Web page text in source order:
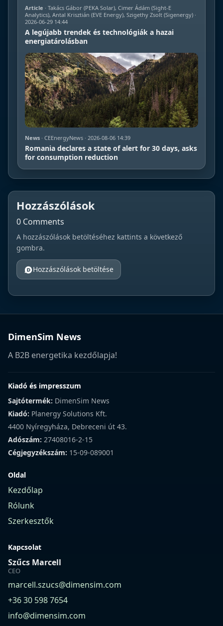
Article · Takács Gábor (PEKA Solar), Cimer Ádám (Sight-E
Analytics), Antal Krisztián (EVE Energy), Szigethy Zsolt (Sigenergy) ·
2026-06-29 14:44
A legújabb trendek és technológiák a hazai
energiatárolásban
News · CEEnergyNews · 2026-08-06 14:39
Romania declares a state of alert for 30 days, asks
for consumption reduction
Hozzászólások
0 Comments
A hozzászólások betöltéséhez kattints a következő
gombra.
Hozzászólások betöltése
DimenSim News
A B2B energetika kezdőlapja!
Kiadó és impresszum
Sajtótermék: DimenSim News
Kiadó: Planergy Solutions Kft.
4400 Nyíregyháza, Debreceni út 43.
Adószám: 27408016-2-15
Cégjegyzékszám: 15-09-089001
Oldal
Kezdőlap
Rólunk
Szerkesztők
Kapcsolat
Szűcs Marcell
CEO
marcell.szucs@dimensim.com
+36 30 598 7654
info@dimensim.com